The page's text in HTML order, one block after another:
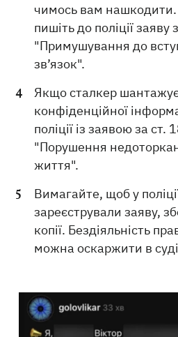
чимось вам
пишіть до поліції
"Примушування до
зв’язок".
Якщо сталкер
конфіденційної
поліції із заявою за ст.
"Порушення
життя".
Вимагайте, щоб у
зареєстрували заяву,
копії. Бездіяльність
можна оскаржити в